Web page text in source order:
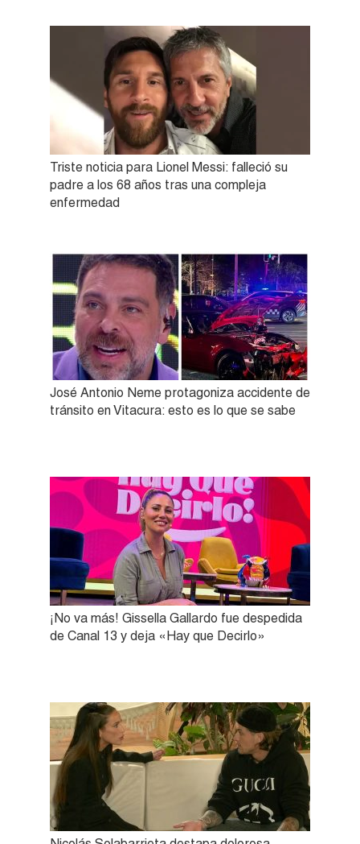
Triste noticia para Lionel Messi: falleció su
padre a los 68 años tras una compleja
enfermedad
José Antonio Neme protagoniza accidente de
tránsito en Vitacura: esto es lo que se sabe
¡No va más! Gissella Gallardo fue despedida
de Canal 13 y deja «Hay que Decirlo»